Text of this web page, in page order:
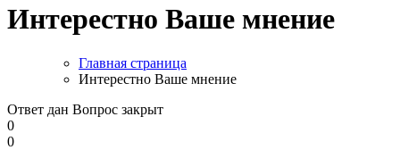
Интерестно Ваше мнение
Главная страница
Интерестно Ваше мнение
Ответ дан Вопрос закрыт
0
0